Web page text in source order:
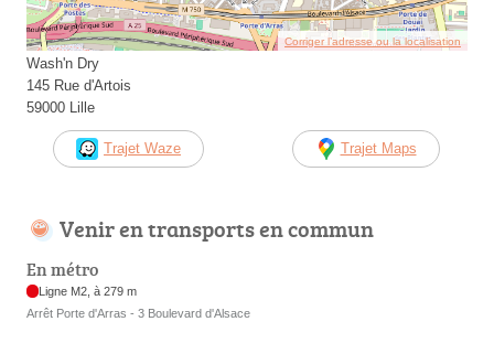
Corriger l’adresse ou la localisation
Wash'n Dry
145 Rue d'Artois
59000 Lille
Trajet Waze Trajet Maps
Venir en transports en commun
En métro
Ligne M2, à 279 m
Arrêt Porte d'Arras - 3 Boulevard d'Alsace